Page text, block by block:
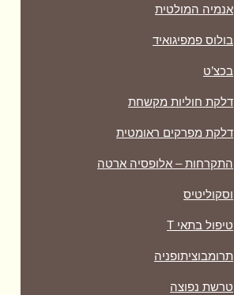
אנמיה המולטית
בולוס פמפיגואיד
בכצ’ט
דלקת חוליות מקשחת
דלקת מפרקים ראומטית
התקרחות – אלופסיה ארטה
וסקוליטיס
טיפול בתאי T
תרומבוציתופניה
טרשת נפוצה